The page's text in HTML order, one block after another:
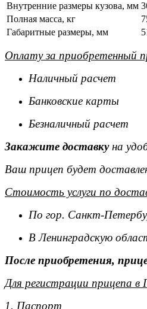
Внутренние размеры кузова, мм
Полная масса, кг
Габаритные размеры, мм
Оплату за приобретенный
Наличный расчет
Банковские карты
Безналичный расчет
Закажите доставкуна
Ваш прицеп будет
Стоимость услуги по
По гор. Санкт-
В Ленинградскую
После приобретения,
Для регистрации прицепа
1. Паспорт